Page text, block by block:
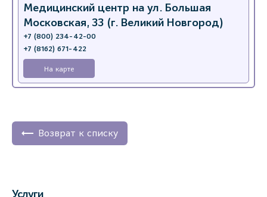
Медицинский центр на ул. Большая
Московская, 33 (г. Великий Новгород)
+7 (800) 234-42-00
+7 (8162) 671-422
На карте
Возврат к списку
Услуги